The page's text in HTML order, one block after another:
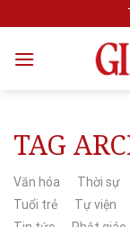
to
content
TAG
Văn hóa Thời sự
Tuổi trẻ
Tự viện